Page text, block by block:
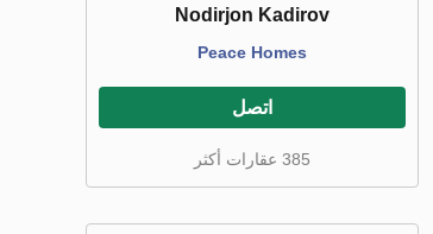
Nodirjon Kadirov
Peace Homes
اتصل
385 عقارات أكثر